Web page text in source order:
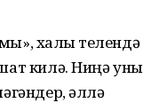
халыҡ телендә
килә. Ниңә уны
әллә